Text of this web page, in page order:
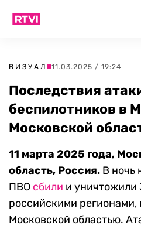
ВИЗУАЛ 11.03.2025 / 19:24
Последствия
беспилотников в
Московской
11 марта 2025 года,
область, Россия. В ночь
ПВО сбили и уничтожили
российскими регионами,
Московской областью.